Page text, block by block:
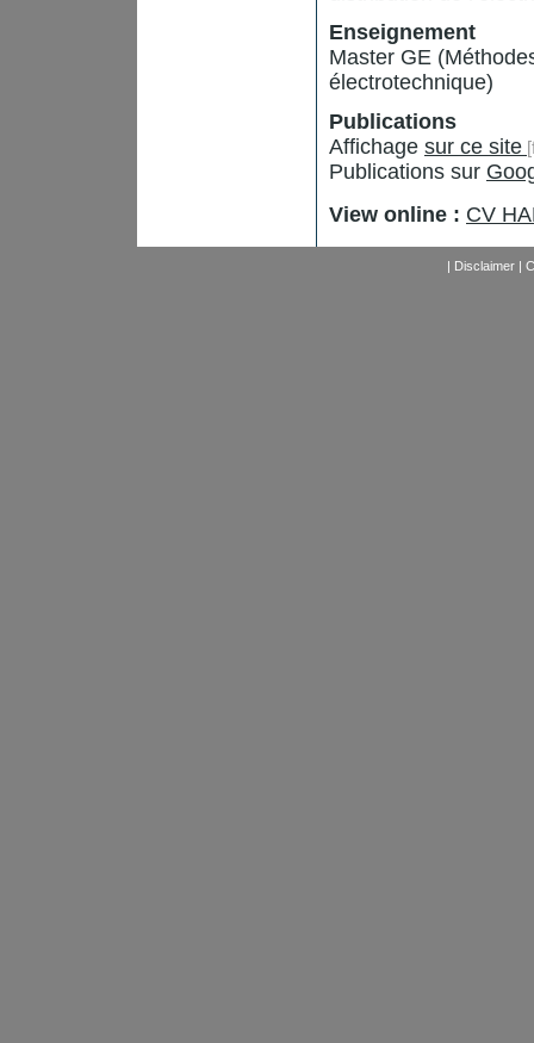
Enseignement
Master GE
électrotechnique)
Publications
Affichage sur ce site
Publications sur
View online : CV
| Disclaimer|